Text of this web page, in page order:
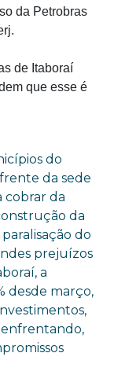
da Petrobras
de Itaboraí
que esse é
do
da sede
cobrar da
da
do
prejuízos
a
desde março,
enfrentando,